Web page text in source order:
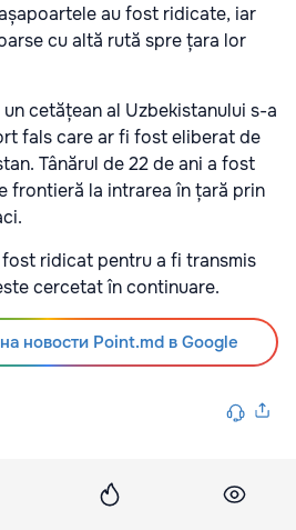
au fost ridicate, iar
cu altă rută spre țara lor
cetățean al Uzbekistanului s-a
fals care ar fi fost eliberat de
Tânărul de 22 de ani a fost
frontieră la intrarea în țară prin
ridicat pentru a fi transmis
cercetat în continuare.
новости Point.md в Google